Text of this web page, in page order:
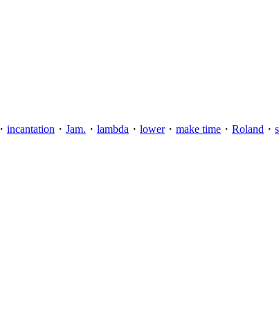
・ incantation ・ Jam. ・ lambda ・ lower・ make time ・ Roland ・